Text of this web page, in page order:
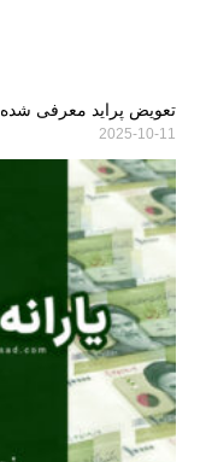
تعویض پراید معرفی
2025-10-11